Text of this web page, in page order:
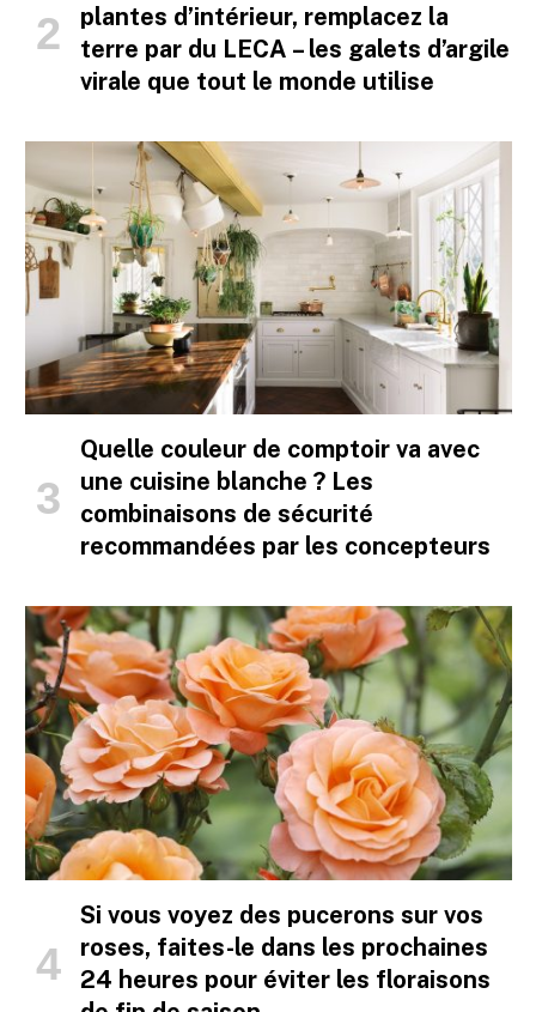
plantes d’intérieur, remplacez la
terre par du LECA – les galets d’argile
virale que tout le monde utilise
Quelle couleur de comptoir va avec
une cuisine blanche ? Les
combinaisons de sécurité
recommandées par les concepteurs
Si vous voyez des pucerons sur vos
roses, faites-le dans les prochaines
24 heures pour éviter les floraisons